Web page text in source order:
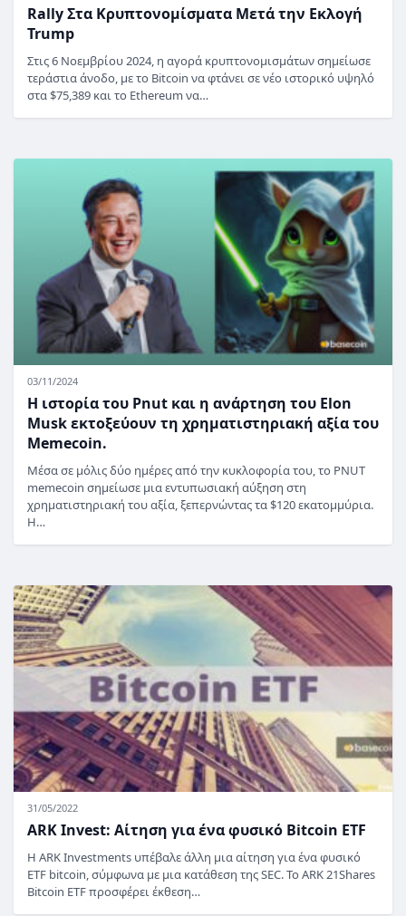
Rally Στα Κρυπτονομίσματα Μετά την Εκλογή
Trump
Στις 6 Νοεμβρίου 2024, η αγορά κρυπτονομισμάτων σημείωσε
τεράστια άνοδο, με το Bitcoin να φτάνει σε νέο ιστορικό υψηλό
στα $75,389 και το Ethereum να…
03/11/2024
Η ιστορία του Pnut και η ανάρτηση του Elon
Musk εκτοξεύουν τη χρηματιστηριακή αξία του
Memecoin.
Μέσα σε μόλις δύο ημέρες από την κυκλοφορία του, το PNUT
memecoin σημείωσε μια εντυπωσιακή αύξηση στη
χρηματιστηριακή του αξία, ξεπερνώντας τα $120 εκατομμύρια.
Η…
31/05/2022
ARK Invest: Αίτηση για ένα φυσικό Bitcoin ETF
Η ARK Investments υπέβαλε άλλη μια αίτηση για ένα φυσικό
ETF bitcoin, σύμφωνα με μια κατάθεση της SEC. Το ARK 21Shares
Bitcoin ETF προσφέρει έκθεση…